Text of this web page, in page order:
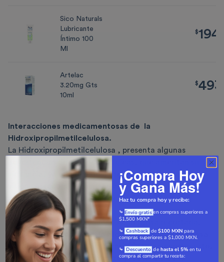
Sico Naturals
Lubricante
Íntimo 100
Ml
$194.52
$194
Artelac
3.20mg Gts
10ml
$ 493.88
$493
Interacciones medicamentosas de
la
Hidroxipropilmetilcelulosa.
La Hidroxipropilmetilcelulosa , presenta algunas
advertencias de tipo neurológicas, que ameritan su
vigilancia, ya quedebido a efectos adversos en la
visión, se recomienda
manejar o usar maquinaria
pesadahasta que desaparezcan dichos efectos
visuales.
No hay otra interacción medicamentosa reportada.
Contraindicaciones de
la Hidroxipropilmetilcelulosa
Contraindicada en la hipersensibilidad a su compuesto.
Interacciones en el embarazo y lactancia de la
¡Compra Hoy
y Gana Más!
Haz tu compra hoy y recibe:
⤷Envío gratis​en compras superiores a
$1,500 MXN*
⤷ Cashback de$100 MXN para
compras superiores a $1,000 MXN.
⤷ Descuento de hasta el 5%en tu
compra al compartir tu receta: